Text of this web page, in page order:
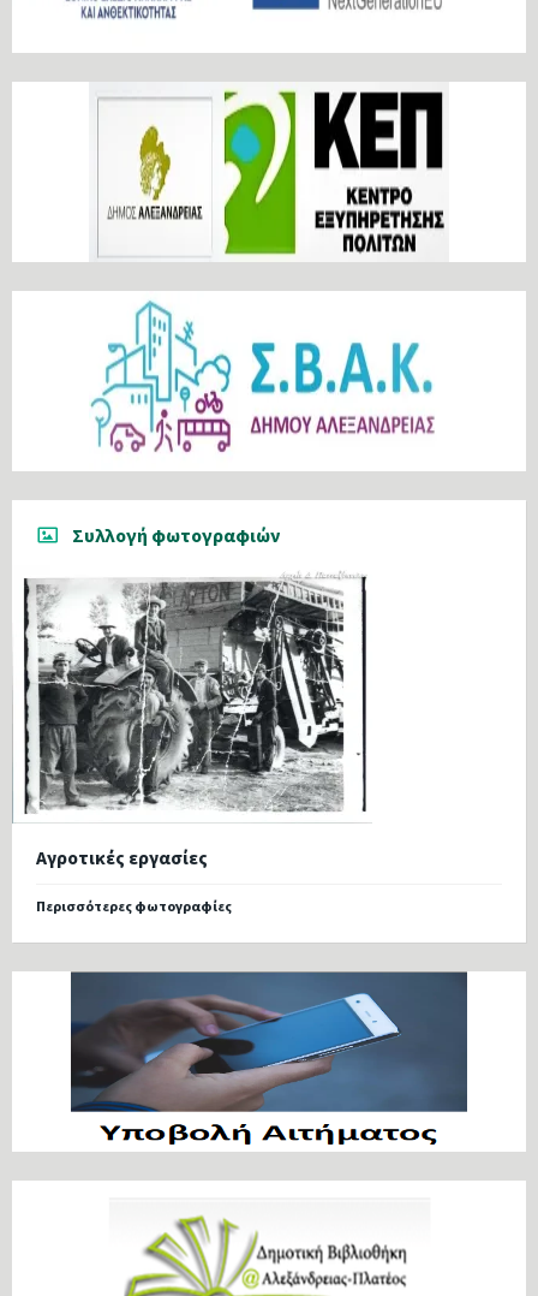
Συλλογή φωτογραφιών
Αγροτικές εργασίες
Περισσότερες φωτογραφίες